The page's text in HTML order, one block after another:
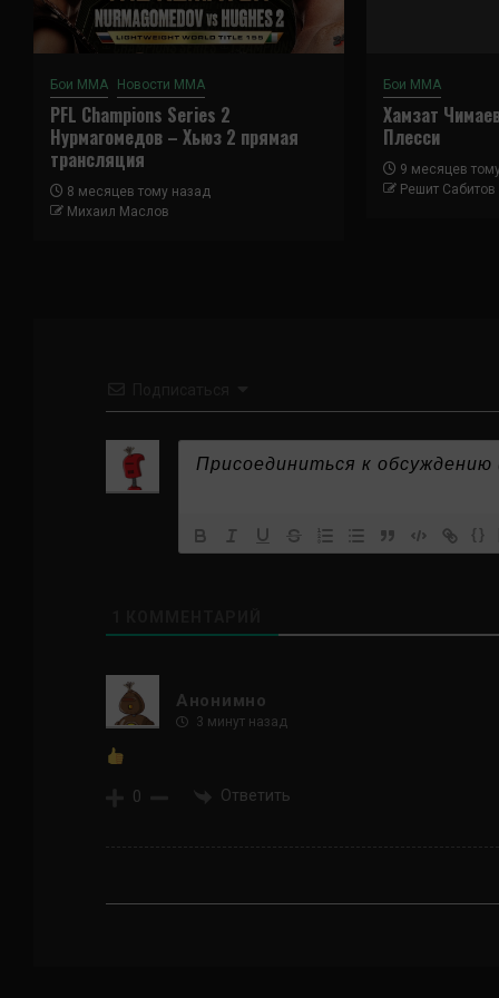
Бои ММА Новости ММА
PFL Champions Series 2
Нурмагомедов – Хьюз 2 прямая
трансляция
8 месяцев тому назад
Михаил Маслов
Бои ММА
Хамзат
Плесси
9 месяцев
Решит Сабитов
{}
Анонимно
3 минут назад
0 Ответить